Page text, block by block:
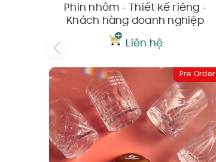
Phin nhôm - Thiết kế riêng -
Khách hàng doanh nghiệp
Liên hệ
Pre Order